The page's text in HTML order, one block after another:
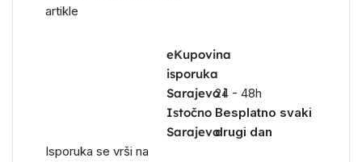
artikle
eKupovina
isporuka
Sarajevo i
Istočno
Sarajevo
Isporuka se vrši na
24 - 48h
Besplatno svaki
drugi dan